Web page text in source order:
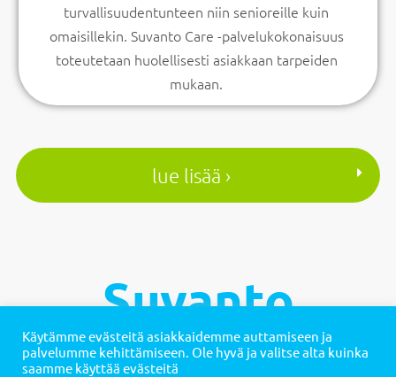
turvallisuudentunteen niin senioreille kuin
omaisillekin. Suvanto Care -palvelukokonaisuus
toteutetaan huolellisesti asiakkaan tarpeiden
mukaan.
lue lisää ›
Suvanto
Käytämme evästeitä asiakkaidemme auttamiseen ja
palvelumme kehittämiseen. Ole hyvä ja valitse alta kuinka
saamme käyttää evästeitä